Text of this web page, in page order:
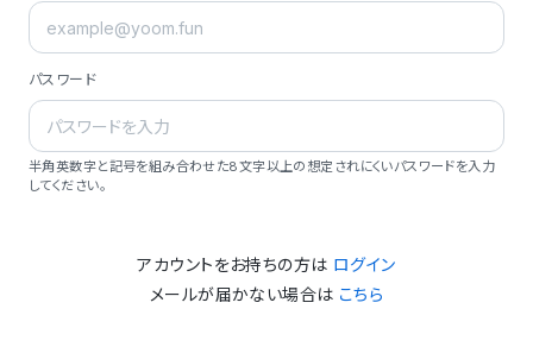
パスワード
半角英数字と記号を組み合わせた8文字以上の想定されにくいパスワードを入力
してください。
アカウントをお持ちの方は ログイン
メールが届かない場合は こちら